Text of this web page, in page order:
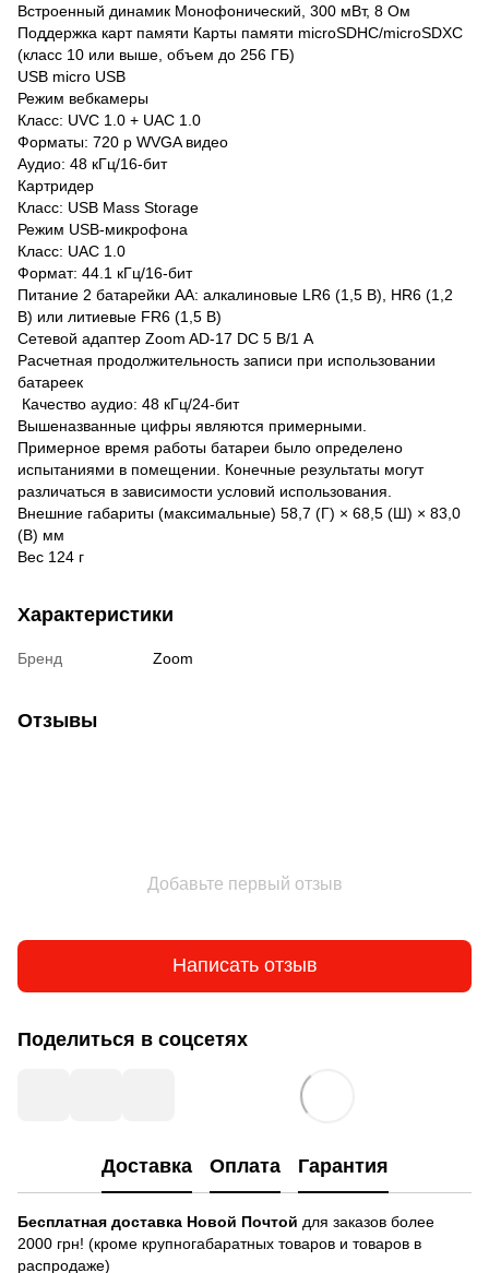
Встроенный динамик Монофонический, 300 мВт, 8 Ом
Поддержка карт памяти Карты памяти microSDHC/microSDXC
(класс 10 или выше, объем до 256 ГБ)
USB micro USB
Режим вебкамеры
Класс: UVC 1.0 + UAC 1.0
Форматы: 720 p WVGA видео
Аудио: 48 кГц/16-бит
Картридер
Класс: USB Mass Storage
Режим USB-микрофона
Класс: UAC 1.0
Формат: 44.1 кГц/16-бит
Питание 2 батарейки AA: алкалиновые LR6 (1,5 В), HR6 (1,2
В) или литиевые FR6 (1,5 В)
Сетевой адаптер Zoom AD-17 DC 5 В/1 A
Расчетная продолжительность записи при использовании
батареек
Качество аудио: 48 кГц/24-бит
Вышеназванные цифры являются примерными.
Примерное время работы батареи было определено
испытаниями в помещении. Конечные результаты могут
различаться в зависимости условий использования.
Внешние габариты (максимальные) 58,7 (Г) × 68,5 (Ш) × 83,0
(В) мм
Вес 124 г
Характеристики
Бренд Zoom
Отзывы
Добавьте первый отзыв
Написать отзыв
Поделиться в соцсетях
Доставка Оплата Гарантия
Бесплатная доставка Новой Почтой для заказов более
2000 грн! (кроме крупногабаратных товаров и товаров в
распродаже)